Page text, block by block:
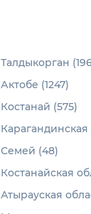
Талдыкорган
Актобе (1247)
Костанай (575)
Карагандинская
Семей (48)
Костанайская
Атырауская